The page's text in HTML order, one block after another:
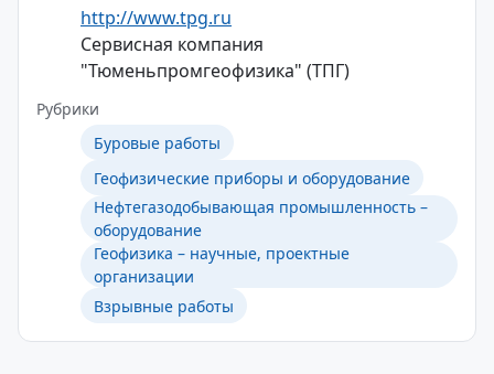
http://www.tpg.ru
Сервисная компания
"Тюменьпромгеофизика" (ТПГ)
Рубрики
Буровые работы
Геофизические приборы и оборудование
Нефтегазодобывающая промышленность –
оборудование
Геофизика – научные, проектные
организации
Взрывные работы